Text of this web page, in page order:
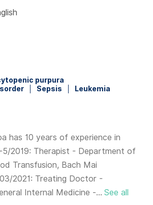
purpura
Sepsis Leukemia
has 10 years of experience in
5/2019: Therapist - Department of
Transfusion, Bach Mai
2021: Treating Doctor -
Internal Medicine -... See all